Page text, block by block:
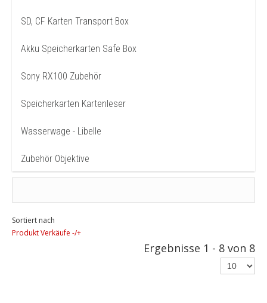
SD, CF Karten Transport Box
Akku Speicherkarten Safe Box
Sony RX100 Zubehör
Speicherkarten Kartenleser
Wasserwage - Libelle
Zubehör Objektive
Sortiert nach
Produkt Verkäufe -/+
Ergebnisse 1 - 8 von 8